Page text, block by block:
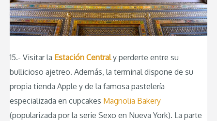
15.- Visitar la Estación Centraly perderte entre su
bullicioso ajetreo. Además, la terminal dispone de su
propia tienda Apple y de la famosa pastelería
especializada en cupcakes Magnolia Bakery
(popularizada por la serie Sexo en Nueva York). La parte